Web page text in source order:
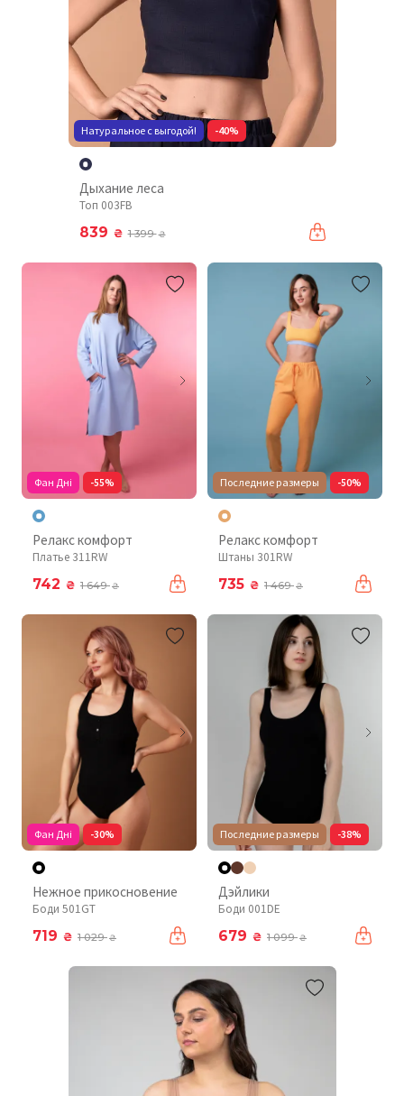
Натуральное с выгодой! -40%
Дыхание леса
Топ 003FB
839 ₴ 1 399₴
Фан Дні -55%
Релакс комфорт
Платье 311RW
742 ₴ 1 649₴
Последние размеры -50%
Релакс комфорт
Штаны 301RW
735 ₴ 1 469₴
Фан Дні -30%
Нежное прикосновение
Боди 501GT
719 ₴ 1 029₴
Последние размеры -38%
Дэйлики
Боди 001DE
679 ₴ 1 099₴